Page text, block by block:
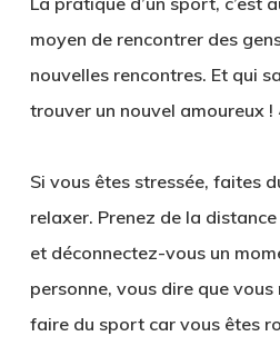
moyen de rencontrer des
nouvelles rencontres. Et qui
trouver un nouvel amoureux !
Si vous êtes stressée, faites
relaxer. Prenez de la
et déconnectez-vous un
personne, vous dire que vous
faire du sport car vous êtes